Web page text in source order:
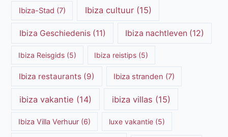
Ibiza-Stad (7) Ibiza cultuur(15)
Ibiza Geschiedenis(11) Ibiza nachtleven (12)
Ibiza Reisgids (5) Ibiza reistips (5)
Ibiza restaurants (9) Ibiza stranden (7)
ibiza vakantie (14) ibiza villas (15)
Ibiza Villa Verhuur (6) luxe vakantie(5)